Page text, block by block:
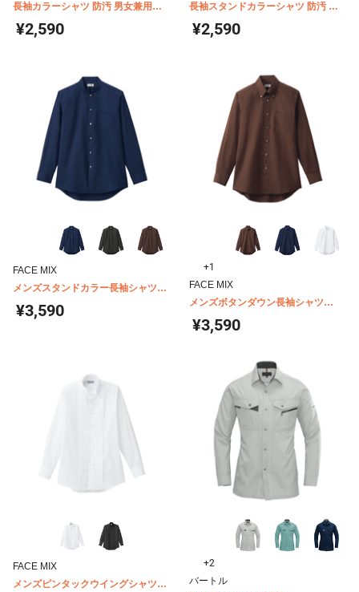
長袖カラーシャツ 防汚 男女兼用
arbe(チトセ) EP5962
¥2,590
長袖スタンドカラーシャツ 防汚 男
女兼用 arbe(チトセ) EP6839
¥2,590
FACE MIX
メンズスタンドカラー長袖シャツ
FB5051M
¥3,590
+1
FACE MIX
メンズボタンダウン長袖シャツ
FB5049M
¥3,590
FACE MIX
メンズピンタックウイングシャツ
+2
バートル